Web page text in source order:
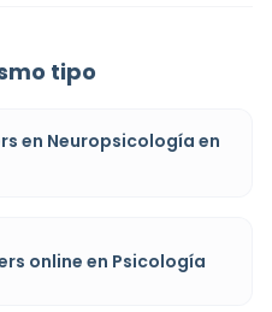
tipo
en Neuropsicología en
online en Psicología